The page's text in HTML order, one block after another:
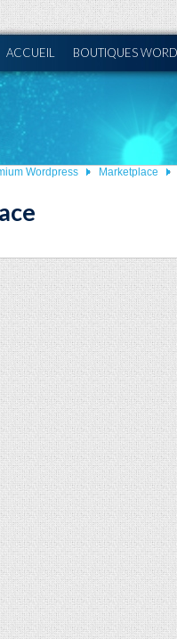
ACCUEIL BOUTIQUES
Wordpress Marketplace